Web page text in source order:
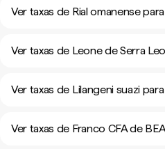
Ver taxas de Rial omanense
Ver taxas de Leone de Serra
Ver taxas de Lilangeni suazi
Ver taxas de Franco CFA de